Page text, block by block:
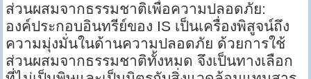
ส่วนผสมจากธรรมชาติเพื่อความปลอดภัย:
องค์ประกอบอินทรีย์ของ IS เป็นเครื่องพิสูจน์ถึง
ความมุ่งมั่นในด้านความปลอดภัย ด้วยการใช้
ส่วนผสมจากธรรมชาติทั้งหมด จึงเป็นทางเลือก